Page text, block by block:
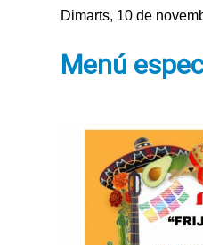
Dimarts, 10 de
Menú